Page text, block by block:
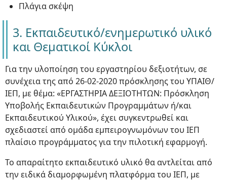
Πλάγια σκέψη
3. Εκπαιδευτικό/ενημερωτικό υλικό
και Θεματικοί Κύκλοι
Για την υλοποίηση του εργαστηρίου δεξιοτήτων, σε
συνέχεια της από 26-02-2020 πρόσκλησης του ΥΠΑΙΘ/
ΙΕΠ, με θέμα: «ΕΡΓΑΣΤΗΡΙΑ ΔΕΞΙΟΤΗΤΩΝ: Πρόσκληση
Υποβολής Εκπαιδευτικών Προγραμμάτων ή/και
Εκπαιδευτικού Υλικού», έχει συγκεντρωθεί και
σχεδιαστεί από ομάδα εμπειρογνωμόνων του ΙΕΠ
πλαίσιο προγράμματος για την πιλοτική εφαρμογή.
Το απαραίτητο εκπαιδευτικό υλικό θα αντλείται από
την ειδικά διαμορφωμένη πλατφόρμα του ΙΕΠ, με